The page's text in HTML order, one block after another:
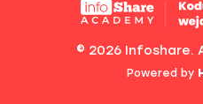
© 2026 Infoshare.
Powered by